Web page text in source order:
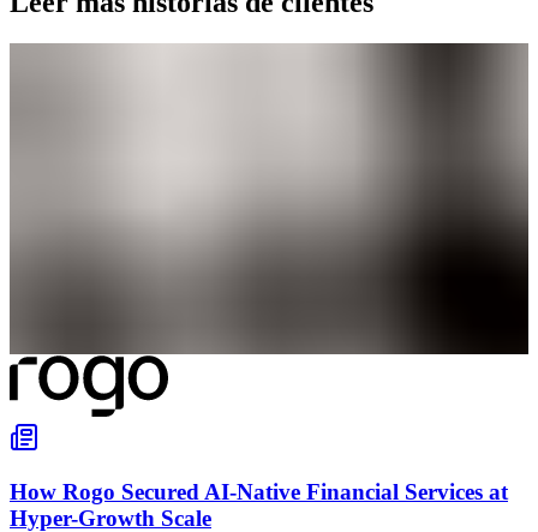
How Rogo Secured AI-Native Financial Services at
Hyper-Growth Scale